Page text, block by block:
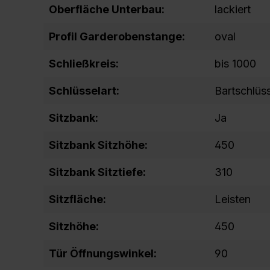
Oberfläche Unterbau: lackiert
Profil Garderobenstange: oval
Schließkreis: bis 1000
Schlüsselart:
Sitzbank: Ja
Sitzbank Sitzhöhe: 450
Sitzbank Sitztiefe: 310
Sitzfläche: Leisten
Sitzhöhe: 450
Tür Öffnungswinkel: 90